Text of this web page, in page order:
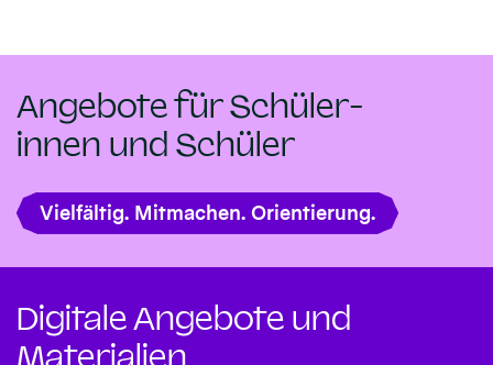
Angebote für Schüler-
innen und Schüler
Vielfältig. Mitmachen. Orientierung.
Digitale Angebote und
Materialien